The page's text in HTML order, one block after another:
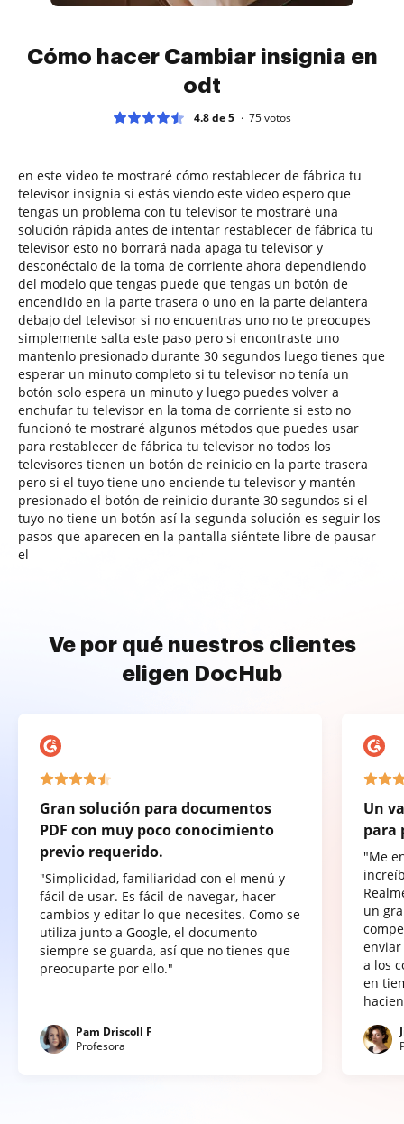
Cómo hacer Cambiar insignia en
odt
4.8 de 5 75votos
en este video te mostraré cómo restablecer de fábrica tu
televisor insignia si estás viendo este video espero que
tengas un problema con tu televisor te mostraré una
solución rápida antes de intentar restablecer de fábrica tu
televisor esto no borrará nada apaga tu televisor y
desconéctalo de la toma de corriente ahora dependiendo
del modelo que tengas puede que tengas un botón de
encendido en la parte trasera o uno en la parte delantera
debajo del televisor si no encuentras uno no te preocupes
simplemente salta este paso pero si encontraste uno
mantenlo presionado durante 30 segundos luego tienes que
esperar un minuto completo si tu televisor no tenía un
botón solo espera un minuto y luego puedes volver a
enchufar tu televisor en la toma de corriente si esto no
funcionó te mostraré algunos métodos que puedes usar
para restablecer de fábrica tu televisor no todos los
televisores tienen un botón de reinicio en la parte trasera
pero si el tuyo tiene uno enciende tu televisor y mantén
presionado el botón de reinicio durante 30 segundos si el
tuyo no tiene un botón así la segunda solución es seguir los
pasos que aparecen en la pantalla siéntete libre de pausar
el
Ve por qué nuestros clientes
eligen DocHub
Gran solución para documentos
PDF con muy poco conocimiento
previo requerido.
"Simplicidad, familiaridad con el menú y
fácil de usar. Es fácil de navegar, hacer
cambios y editar lo que necesites. Como se
utiliza junto a Google, el documento
siempre se guarda, así que no tienes que
preocuparte por ello."
Pam Driscoll F
Profesora
Un
para
"Me
un
a los
en